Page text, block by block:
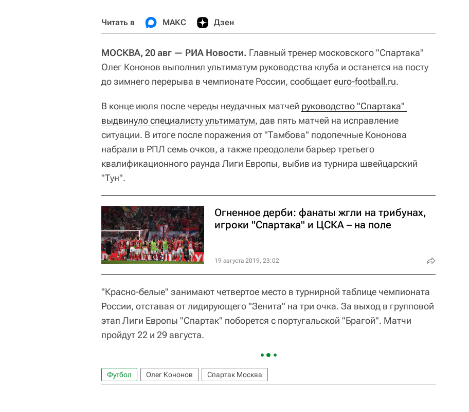
Читать в МАКС Дзен
МОСКВА, 20 авг — РИА Новости. Главный тренер московского "Спартака"
Олег Кононов выполнил ультиматум руководства клуба и останется на посту
до зимнего перерыва в чемпионате России, сообщаетeuro-football.ru.
В конце июля после череды неудачных матчей руководство "Спартака"
выдвинуло специалисту ультиматум, дав пять матчей на исправление
ситуации. В итоге после поражения от "Тамбова" подопечные Кононова
набрали в РПЛ семь очков, а также преодолели барьер третьего
квалификационного раунда Лиги Европы, выбив из турнира швейцарский
"Тун".
Огненное дерби: фанаты жгли на трибунах,
игроки "Спартака" и ЦСКА – на поле
19 августа 2019, 23:02
"Красно-белые" занимают четвертое место в турнирной таблице чемпионата
России, отставая от лидирующего "Зенита" на три очка. За выход в групповой
этап Лиги Европы "Спартак" поборется с португальской "Брагой". Матчи
пройдут 22 и 29 августа.
Футбол Олег Кононов Спартак Москва